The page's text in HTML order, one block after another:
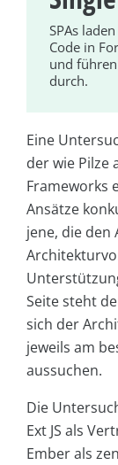
SPAs
Code in
und
durch.
Eine
der wie Pilze
Frameworks
Ansätze
jene, die den
Seite steht
sich der
jeweils am
aussuchen.
Die
Ext JS als
Ember als